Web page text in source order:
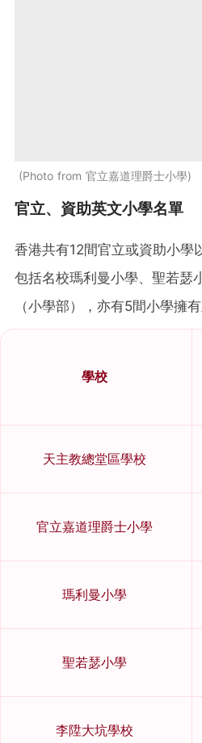
Photo from 官立嘉道理爵士小學
官立、資助英文小學名單
香港共有12間官立或資助小學
包括名校瑪利曼小學、聖若瑟
（小學部），亦有5間小學擁
學校
天主教總堂區學校
官立嘉道理爵士小學
瑪利曼小學
聖若瑟小學
李陞大坑學校